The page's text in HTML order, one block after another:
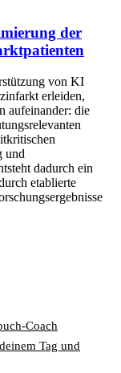
der
von KI
erleiden,
aufeinander: die
und
dadurch ein
etablierte
Coach
Tag und